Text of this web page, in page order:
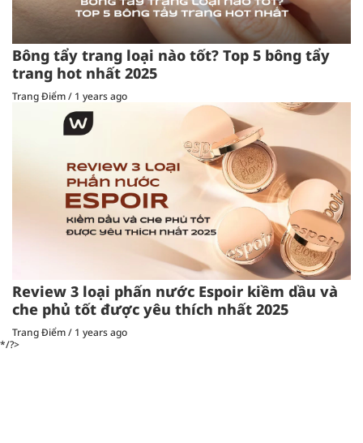
Bông tẩy trang loại nào tốt? Top 5 bông tẩy
trang hot nhất 2025
Trang Điểm/ 1 years ago
Review 3 loại phấn nước Espoir kiềm dầu và
che phủ tốt được yêu thích nhất 2025
Trang Điểm/ 1 years ago
*/?>